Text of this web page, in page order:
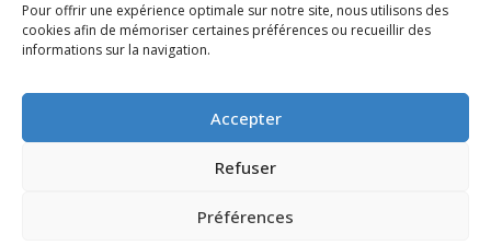
Pour offrir une expérience optimale sur notre site, nous utilisons des
cookies afin de mémoriser certaines préférences ou recueillir des
informations sur la navigation.
Accepter
Refuser
Préférences
Accueil
Votre canton
Lire et voir
Agir pour la Gironde
Restons en contact
Mentions légales